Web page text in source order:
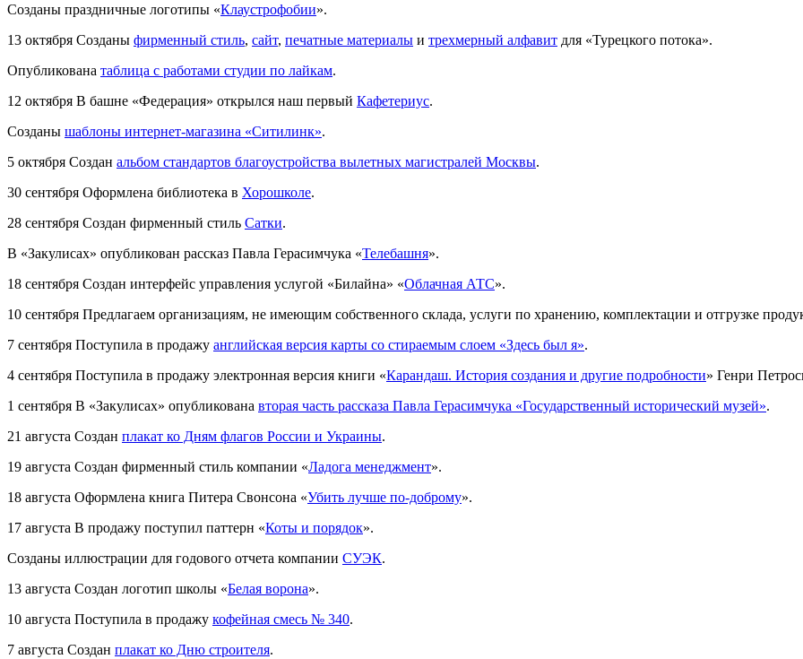
Созданы праздничные логотипы «Клаустрофобии».
13 октября Созданы фирменный стиль, сайт, печатные материалы и трехмерный алфавит для «Турецкого потока».
Опубликована таблица c работами студии по лайкам.
12 октября В башне «Федерация» открылся наш первый Кафетериус.
Созданы шаблоны интернет-магазина «Ситилинк».
5 октября Создан альбом стандартов благоустройства вылетных магистралей Москвы.
30 сентября Оформлена библиотека в Хорошколе.
28 сентября Создан фирменный стиль Сатки.
В «Закулисах» опубликован рассказ Павла Герасимчука «Телебашня».
18 сентября Создан интерфейс управления услугой «Билайна» «Облачная АТС».
10 сентября Предлагаем организациям, не имеющим собственного склада, услуги по хранению, комплектации и отгрузке
7 сентября Поступила в продажу английская версия карты со стираемым слоем «Здесь был я».
4 сентября Поступила в продажу электронная версия книги «Карандаш. История создания и другие подробности» Генри
1 сентября В «Закулисах» опубликована вторая часть рассказа Павла Герасимчука «Государственный исторический музей».
21 августа Создан плакат ко Дням флагов России и Украины.
19 августа Создан фирменный стиль компании «Ладога менеджмент».
18 августа Оформлена книга Питера Свонсона «Убить лучше по-доброму».
17 августа В продажу поступил паттерн «Коты и порядок».
Созданы иллюстрации для годового отчета компании СУЭК.
13 августа Создан логотип школы «Белая ворона».
10 августа Поступила в продажу кофейная смесь № 340.
7 августа Создан плакат ко Дню строителя.